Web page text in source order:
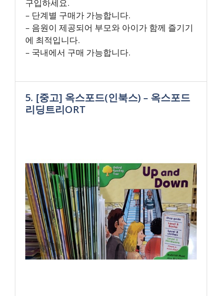
구입하세요.
– 단계별 구매가 가능합니다.
– 음원이 제공되어 부모와 아이가 함께 즐기기
에 최적입니다.
– 국내에서 구매 가능합니다.
5. [중고] 옥스포드(인북스) – 옥스포드
리딩트리ORT